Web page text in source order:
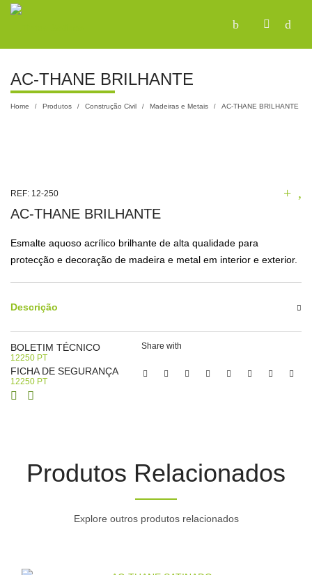
AC-THANE BRILHANTE
Home / Produtos / Construção Civil / Madeiras e Metais / AC-THANE BRILHANTE
AC-THANE BRILHANTE
Esmalte aquoso acrílico brilhante de alta qualidade para
protecção e decoração de madeira e metal em interior e exterior.
Descrição
BOLETIM TÉCNICO
12250 PT
FICHA DE SEGURANÇA
12250 PT
REF: 12-250
Share with
Produtos Relacionados
Explore outros produtos relacionados